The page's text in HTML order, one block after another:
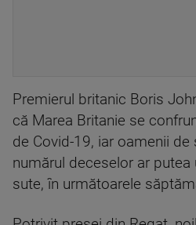
Premierul britanic Boris
că Marea Britanie se
de Covid-19, iar oamenii
numărul deceselor ar
sute, în următoarele